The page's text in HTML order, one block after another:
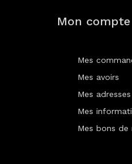
Mon compte
Mes
Mes avoirs
Mes adresses
Mes
Mes bons de